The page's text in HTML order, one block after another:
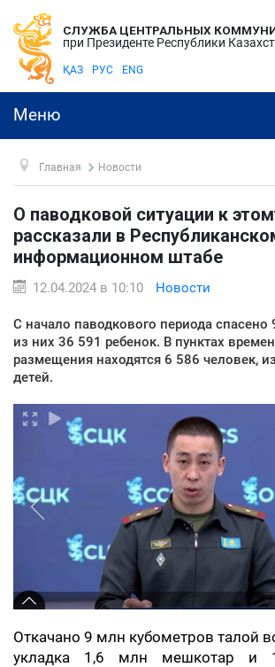
СЛУЖБА ЦЕНТРАЛЬНЫХ
при Президенте Республики
ҚАЗ РУС ENG
Меню
Главная Новости
О паводковой ситуации к
рассказали в
информационном штабе
12.04.2024 в 10:10 Новости
С начало паводкового периода спасено
из них 36 591 ребенок. В пунктах
размещения находятся 6 586 человек,
детей.
Откачано 9 млн кубометров талой
укладка 1,6 млн мешкотар и